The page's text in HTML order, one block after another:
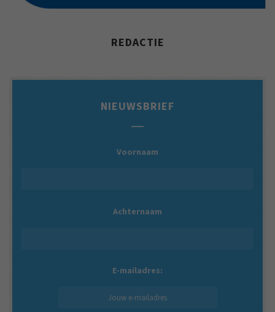
REDACTIE
NIEUWSBRIEF
Voornaam
Achternaam
E-mailadres: